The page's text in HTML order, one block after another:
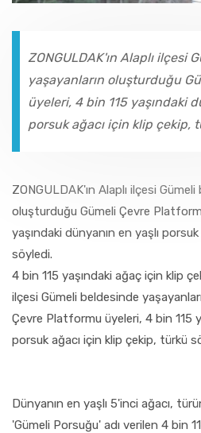
İLETIŞIM
ZONGULDAK'ın Alaplı ilçesi
yaşayanların oluşturduğu
üyeleri, 4 bin 115 yaşındaki
porsuk ağacı için klip çekip,
ZONGULDAK'ın Alaplı ilçesi
oluşturduğu Gümeli Çevre
yaşındaki dünyanın en yaşlı
söyledi.
4 bin 115 yaşındaki ağaç için klip
ilçesi Gümeli beldesinde
Çevre Platformu üyeleri, 4 bin 115
porsuk ağacı için klip çekip, türkü
Dünyanın en yaşlı 5'inci ağacı,
'Gümeli Porsuğu' adı verilen 4 bin